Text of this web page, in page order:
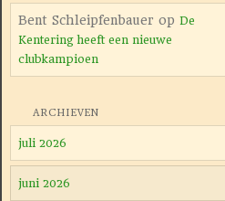
Bent Schleipfenbauer op De
Kentering heeft een nieuwe
clubkampioen
ARCHIEVEN
juli 2026
juni 2026